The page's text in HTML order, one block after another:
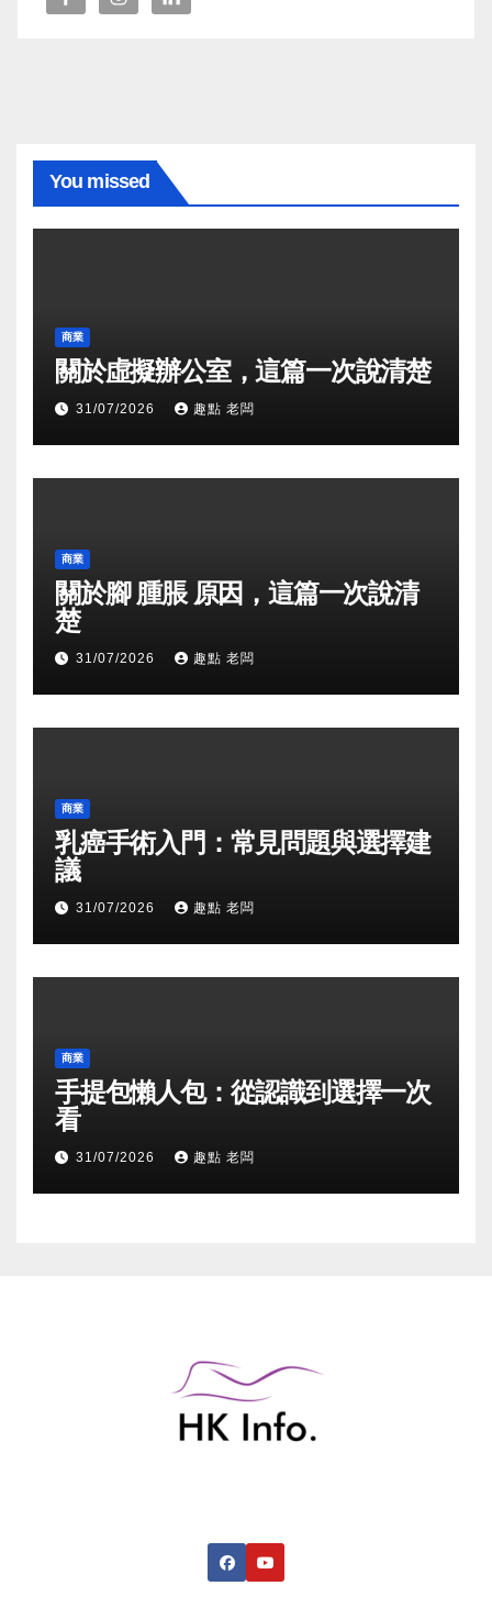
You missed
商業
關於虛擬辦公室，這篇一次說清楚
31/07/2026 趣點 老闆
商業
關於腳 腫脹 原因，這篇一次說清
楚
31/07/2026 趣點 老闆
商業
乳癌手術入門：常見問題與選擇建
議
31/07/2026 趣點 老闆
商業
手提包懶人包：從認識到選擇一次
看
31/07/2026 趣點 老闆